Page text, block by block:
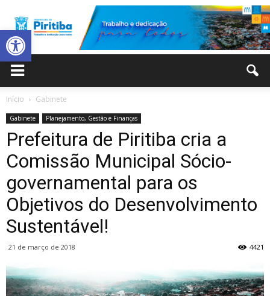
Abrir a barra de ferramentas
Municipal
de
Início Gabinete
Gabinete Planejamento, Gestão e Finanças
Prefeitura de Piritiba cria a
Comissão Municipal Sócio-
governamental para os
Objetivos do Desenvolvimento
Sustentável!
21 de março de 2018 4421